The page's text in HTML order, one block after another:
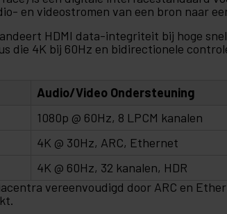
en videostromen van een bron naar
HDMI data-integriteit bij hoge
die 4K bij 60Hz en bidirectionele
Audio/Video Ondersteuning
1080p @ 60Hz, 8 LPCM kanalen
4K @ 30Hz, ARC, Ethernet
4K @ 60Hz, 32 kanalen, HDR
vereenvoudigd door ARC en